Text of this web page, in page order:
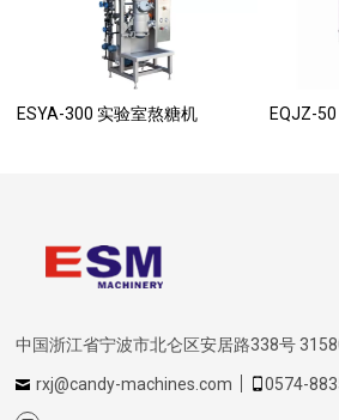
ESYA-300 实验室熬糖机 EQJZ-
中国浙江省宁波市北仑区安居路338号
rxj@candy-machines.com 0574-